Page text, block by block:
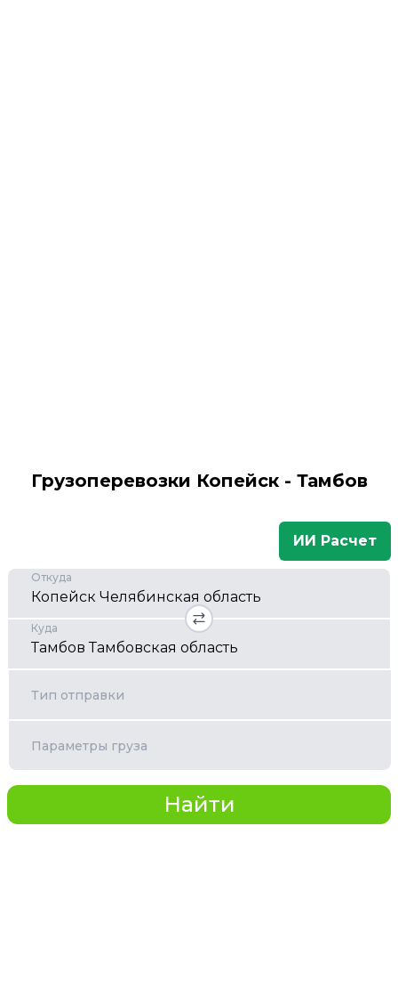
Грузоперевозки Копейск - Тамбов
ИИ Расчет
Откуда
Куда
Тип отправки
Параметры груза
Найти